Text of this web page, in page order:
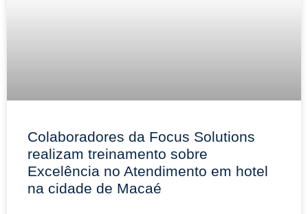
Colaboradores da Focus Solutions
realizam treinamento sobre
Excelência no Atendimento em hotel
na cidade de Macaé